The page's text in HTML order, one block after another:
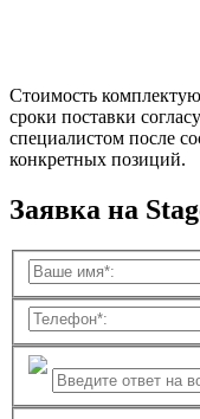
Стоимость
сроки поставки
специалистом после
конкретных позиций.
Заявка на